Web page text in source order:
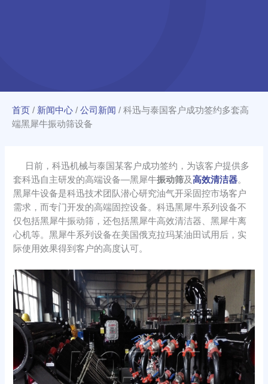
首页 / 新闻中心 / 公司新闻 / 科迅与泰国客户成功签约多套高
端黑犀牛振动筛设备
日前，科迅机械与泰国某客户成功签约，为该客户提供多
套科迅自主研发的高端设备—黑犀牛振动筛及高效清洁器。
黑犀牛设备是科迅技术团队潜心研究油气开采固控市场客户
需求，而专门开发的高端固控设备。科迅黑犀牛系列设备不
仅包括黑犀牛振动筛，还包括黑犀牛高效清洁器、黑犀牛离
心机等。黑犀牛系列设备在美国俄克拉玛某油田试用后，实
际使用效果得到客户的高度认可。